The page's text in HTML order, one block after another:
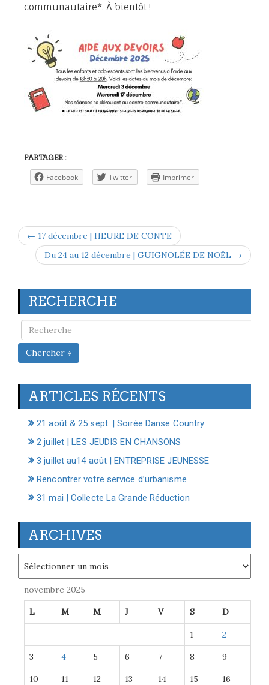
communautaire*. À bientôt !
PARTAGER :
Facebook Twitter Imprimer
← 17 décembre | HEURE DE CONTE
Du 24 au 12 décembre | GUIGNOLÉE DE NOËL →
RECHERCHE
Chercher »
ARTICLES RÉCENTS
21 août & 25 sept. | Soirée Danse Country
2 juillet | LES JEUDIS EN CHANSONS
3 juillet au14 août | ENTREPRISE JEUNESSE
Rencontrer votre service d’urbanisme
31 mai | Collecte La Grande Réduction
ARCHIVES
novembre 2025
L M M J V S D
1 2
3 4 5 6 7 8 9
10 11 12 13 14 15 16